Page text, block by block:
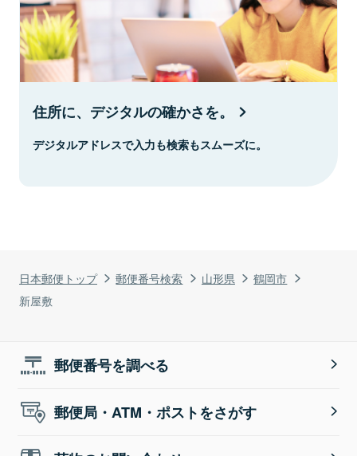
日本郵便トップ 郵便番号検索 山形県
鶴岡市
新屋敷
住所に、デジタルの確かさを。
デジタルアドレスで入力も検索もスムーズに。
郵便番号を調べる
郵便局・ATM・ポストをさがす